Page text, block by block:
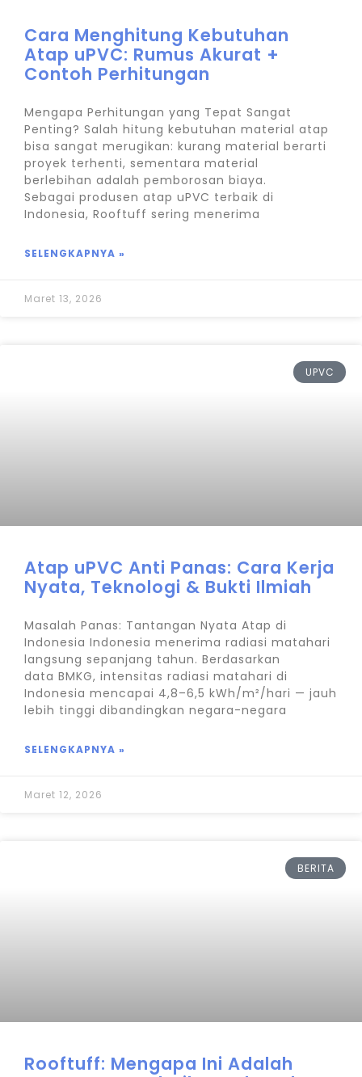
Cara Menghitung Kebutuhan
Atap uPVC: Rumus Akurat +
Contoh Perhitungan
Mengapa Perhitungan yang Tepat Sangat
Penting? Salah hitung kebutuhan material atap
bisa sangat merugikan: kurang material berarti
proyek terhenti, sementara material
berlebihan adalah pemborosan biaya.
Sebagai produsen atap uPVC terbaik di
Indonesia, Rooftuff sering menerima
SELENGKAPNYA »
Maret 13, 2026
UPVC
Atap uPVC Anti Panas: Cara Kerja
Nyata, Teknologi & Bukti Ilmiah
Masalah Panas: Tantangan Nyata Atap di
Indonesia Indonesia menerima radiasi matahari
langsung sepanjang tahun. Berdasarkan
data BMKG, intensitas radiasi matahari di
Indonesia mencapai 4,8–6,5 kWh/m²/hari — jauh
lebih tinggi dibandingkan negara-negara
SELENGKAPNYA »
Maret 12, 2026
BERITA
Rooftuff: Mengapa Ini Adalah